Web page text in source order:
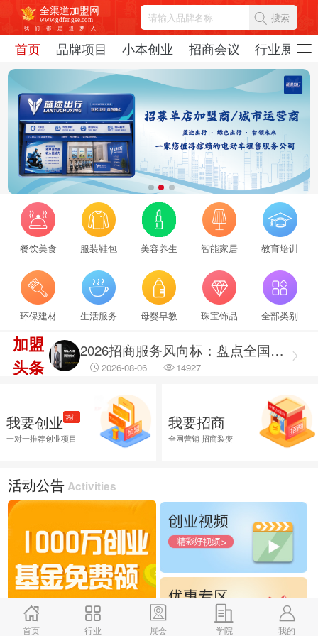
全渠道加盟网
www.gdfengse.com
我
们 都 是 追 梦 人
搜索
首页 品牌项目 小本创业 招商会议 行业展会
首页 行业 展会 学院 我的
餐饮美食 服装鞋包 美容养生 智能家居 教育培训
环保建材 生活服务 母婴早教 珠宝饰品 全部类别
加盟
头条
2026招商服务行业转型：新势力崛起与标杆企业引领，从区域到全国的发展新路径
2026-08-06 69468
2026招商服务风向标：盘点全国头部机构与实战派专家
2026-08-06 14927
2026融资服务行业调研出炉：聚焦合规治理 筑牢企业融资安全防线
2026-08-06
2026融资服务行业调研：破解供需错位难题 提升企业融资落地效能
2026-08-06 26030
我要创业 热门
一对一推荐创业项目
我要招商
全网营销 招商裂变
活动公告 Activities